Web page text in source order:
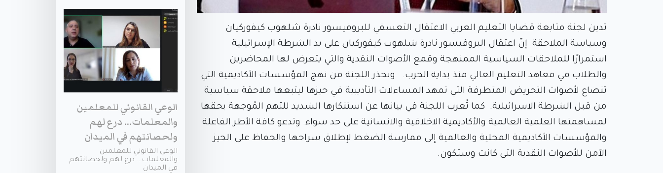
تدين لجنة متابعة قضايا التعليم العربي الاعتقال التعسفي للبروفيسور نادرة شلهوب كيفوركيان
وسياسة الملاحقة إنّ اعتقال البروفيسور نادرة شلهوب كيفوركيان على يد الشرطة الإسرائيلية
استمرارًا للملاحقات السياسية الممنهجة وقمع الأصوات النقدية والتي يتعرض لها المحاضرين
والطلاب في معاهد التعليم العالي منذ بداية الحرب. وتحذر اللجنة من نهج المؤسسات الأكاديمية التي
تنصاع لأصوات التحريض المتطرفة التي تمهد المساءلات التأديبية في حيزها ليتبعها ملاحقة سياسية
من قبل الشرطة الاسرائيلية. كما تُعرب اللجنة في بيانها عن استنكارها الشديد للتهم المُوجهة بحقها
لمساهمتها العلمية العالمية والأكاديمية الاخلاقية والانسانية على حد سواء. وتدعو كافة الأطر الفاعلة
والمؤسسات الأكاديمية المحلية والعالمية إلى ممارسة الضغط لإطلاق سراحها والحفاظ على الحيز
الآمن للأصوات النقدية التي كانت وستكون.
الوعي القانوني للمعلمين
والمعلمات… درع لهم
ولحصانتهم في الميدان
الوعي القانوني للمعلمين
والمعلمات… درع لهم ولحصانتهم
في الميدان